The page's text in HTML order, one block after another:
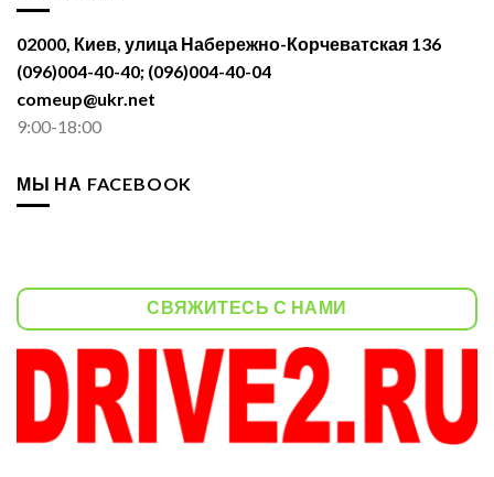
02000, Киев, улица Набережно-Корчеватская 136
(096)004-40-40; (096)004-40-04
comeup@ukr.net
9:00-18:00
МЫ НА FACEBOOK
СВЯЖИТЕСЬ С НАМИ